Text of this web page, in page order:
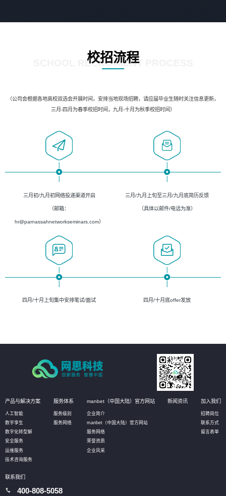
校招流程
SCHOOL RECRUIMENT PROCESS
（公司会根据各地高校双选会开展时间，安排当地现场招聘，请应届毕业生随时关注信息更新，
三月-四月为春季校招时间，九月-十月为秋季校招时间）
三月初/九月初网络投递渠道开启
（邮箱：
hr@parnassahnetworkseminars.com）
三月/九月上旬至三月/九月底简历反馈
（具体以邮件/电话为准）
四月/十月上旬集中安排笔试/面试 四月/十月底offer发放
产品与解决方案
人工智能
数字孪生
数字化转型解
安全服务
运维服务
技术咨询服务
服务体系
服务级别
服务网络
manbet（中国大陆）官方网站
企业简介
manbet（中国大陆）官方网站
服务网络
荣誉资质
企业风采
新闻资讯 加入我们
招聘岗位
联系方式
留言表单
联系我们
400-808-5058